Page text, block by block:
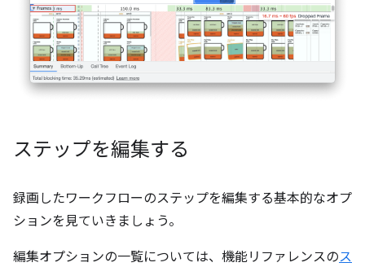
ステップを編集する
録画したワークフローのステップを編集する基本的なオプ
ションを見ていきましょう。
編集オプションの一覧については、機能リファレンスのス